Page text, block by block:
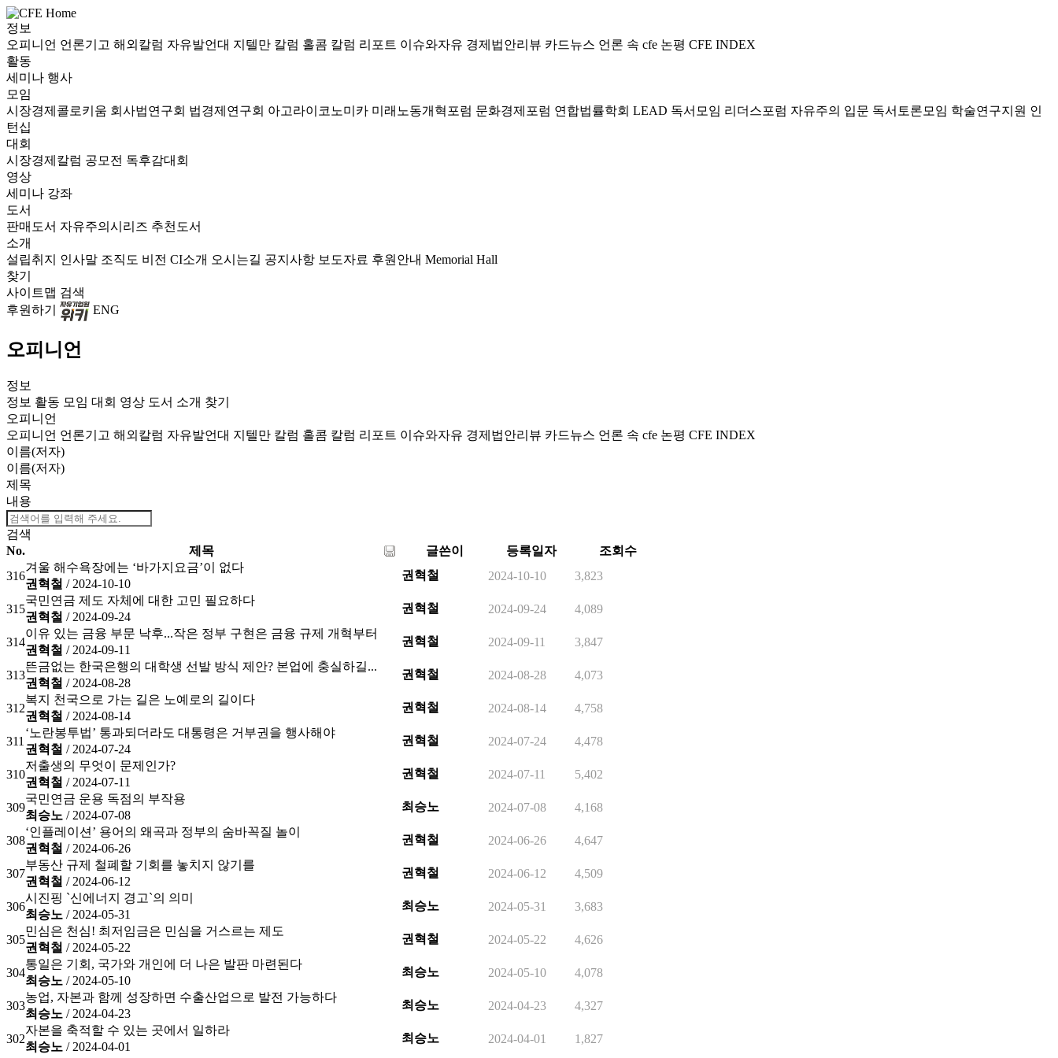
정보
오피니언 언론기고 해외칼럼 자유발언대 지텔만 칼럼 홀콤 칼럼 리포트 이슈와자유 경제법안리뷰 카드뉴스 언론 속 cfe 논평 CFE INDEX
활동
세미나 행사
모임
시장경제콜로키움 회사법연구회 법경제연구회 아고라이코노미카 미래노동개혁포럼 문화경제포럼 연합법률학회 LEAD 독서모임 리더스포럼 자유주의 입문 독서토론모임 학술연구지원 인
턴십
대회
시장경제칼럼 공모전 독후감대회
영상
세미나 강좌
도서
판매도서 자유주의시리즈 추천도서
소개
설립취지 인사말 조직도 비전 CI소개 오시는길 공지사항 보도자료 후원안내 Memorial Hall
찾기
사이트맵 검색
후원하기
ENG
오피니언
정보
정보 활동 모임 대회 영상 도서 소개 찾기
오피니언
오피니언 언론기고 해외칼럼 자유발언대 지텔만 칼럼 홀콤 칼럼 리포트 이슈와자유 경제법안리뷰 카드뉴스 언론 속 cfe 논평 CFE INDEX
이름(저자)
이름(저자)
제목
내용
검색
No.
제목 글쓴이 등록일자
조회수
316
겨울 해수욕장에는 ‘바가지요금’이 없다
권혁철 / 2024-10-10
권혁철 2024-10-10 3,823
315
국민연금 제도 자체에 대한 고민 필요하다
권혁철 / 2024-09-24
권혁철 2024-09-24 4,089
314
이유 있는 금융 부문 낙후...작은 정부 구현은 금융 규제 개혁부터
권혁철 / 2024-09-11
권혁철 2024-09-11 3,847
313
뜬금없는 한국은행의 대학생 선발 방식 제안? 본업에 충실하길...
권혁철 / 2024-08-28
권혁철 2024-08-28 4,073
312
복지 천국으로 가는 길은 노예로의 길이다
권혁철 / 2024-08-14
권혁철 2024-08-14 4,758
311
‘노란봉투법’ 통과되더라도 대통령은 거부권을 행사해야
권혁철 / 2024-07-24
권혁철 2024-07-24 4,478
310
저출생의 무엇이 문제인가?
권혁철 / 2024-07-11
권혁철 2024-07-11 5,402
309
국민연금 운용 독점의 부작용
최승노 / 2024-07-08
최승노 2024-07-08 4,168
308
‘인플레이션’ 용어의 왜곡과 정부의 숨바꼭질 놀이
권혁철 / 2024-06-26
권혁철 2024-06-26 4,647
307
부동산 규제 철폐할 기회를 놓치지 않기를
권혁철 / 2024-06-12
권혁철 2024-06-12 4,509
306
시진핑 `신에너지 경고`의 의미
최승노 / 2024-05-31
최승노 2024-05-31 3,683
305
민심은 천심! 최저임금은 민심을 거스르는 제도
권혁철 / 2024-05-22
권혁철 2024-05-22 4,626
304
통일은 기회, 국가와 개인에 더 나은 발판 마련된다
최승노 / 2024-05-10
최승노 2024-05-10 4,078
303
농업, 자본과 함께 성장하면 수출산업으로 발전 가능하다
최승노 / 2024-04-23
최승노 2024-04-23 4,327
302
자본을 축적할 수 있는 곳에서 일하라
최승노 / 2024-04-01
최승노 2024-04-01
1,827